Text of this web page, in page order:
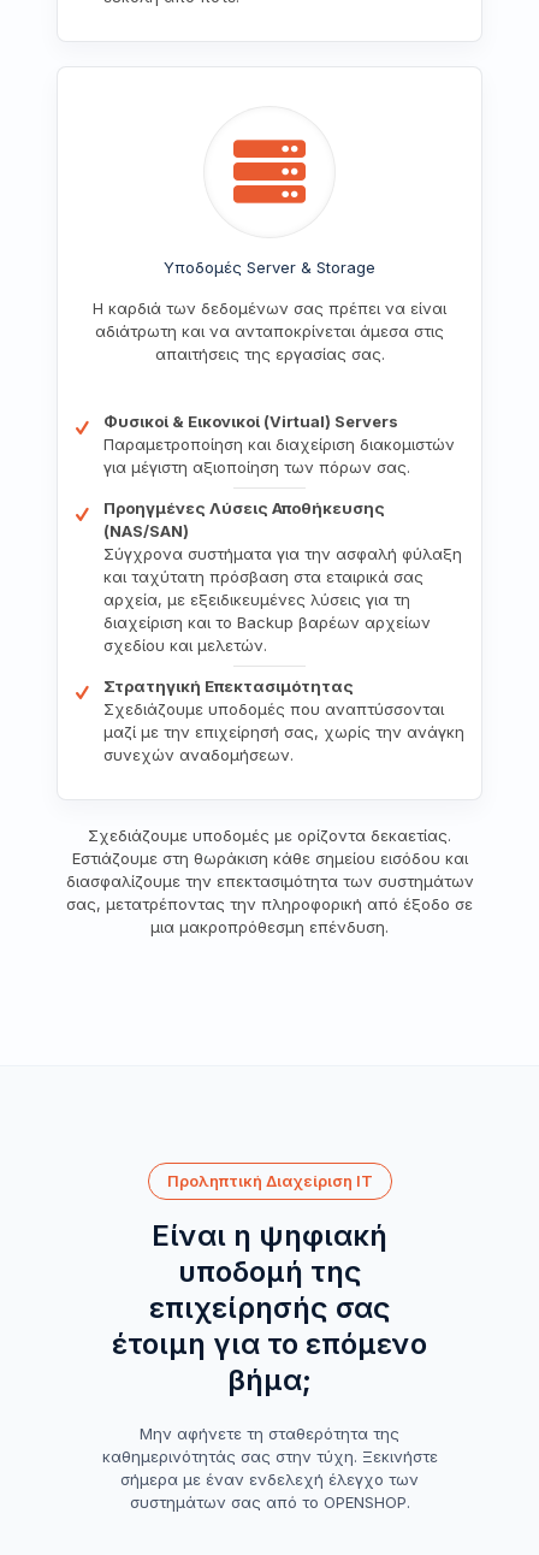
Υποδομές Server & Storage
Η καρδιά των δεδομένων σας πρέπει να είναι
αδιάτρωτη και να ανταποκρίνεται άμεσα στις
απαιτήσεις της εργασίας σας.
Φυσικοί & Εικονικοί (Virtual) Servers
Παραμετροποίηση και διαχείριση διακομιστών
για μέγιστη αξιοποίηση των πόρων σας.
Προηγμένες Λύσεις Αποθήκευσης
(NAS/SAN)
Σύγχρονα συστήματα για την ασφαλή φύλαξη
και ταχύτατη πρόσβαση στα εταιρικά σας
αρχεία, με εξειδικευμένες λύσεις για τη
διαχείριση και το Backup βαρέων αρχείων
σχεδίου και μελετών.
Στρατηγική Επεκτασιμότητας
Σχεδιάζουμε υποδομές που αναπτύσσονται
μαζί με την επιχείρησή σας, χωρίς την ανάγκη
συνεχών αναδομήσεων.
Σχεδιάζουμε υποδομές με ορίζοντα δεκαετίας.
Εστιάζουμε στη θωράκιση κάθε σημείου εισόδου και
διασφαλίζουμε την επεκτασιμότητα των συστημάτων
σας, μετατρέποντας την πληροφορική από έξοδο σε
μια μακροπρόθεσμη επένδυση.
Προληπτική Διαχείριση IT
Είναι η ψηφιακή
υποδομή της
επιχείρησής σας
έτοιμη για το επόμενο
βήμα;
Μην αφήνετε τη σταθερότητα της
καθημερινότητάς σας στην τύχη. Ξεκινήστε
σήμερα με έναν ενδελεχή έλεγχο των
συστημάτων σας από το OPENSHOP.